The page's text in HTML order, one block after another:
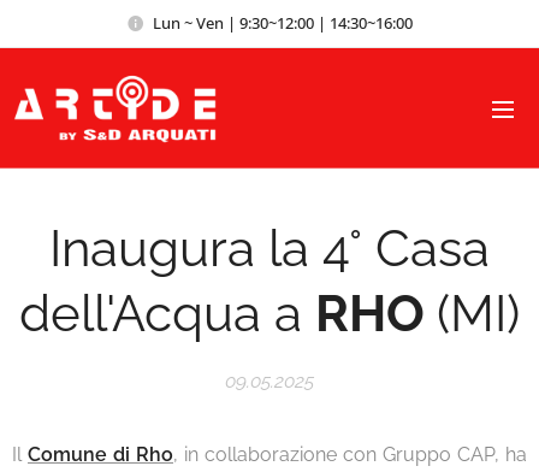
Lun ~ Ven | 9:30~12:00 | 14:30~16:00
Inaugura la 4° Casa
dell'Acqua a RHO (MI)
09.05.2025
Il Comune di Rho, in collaborazione con Gruppo CAP, ha